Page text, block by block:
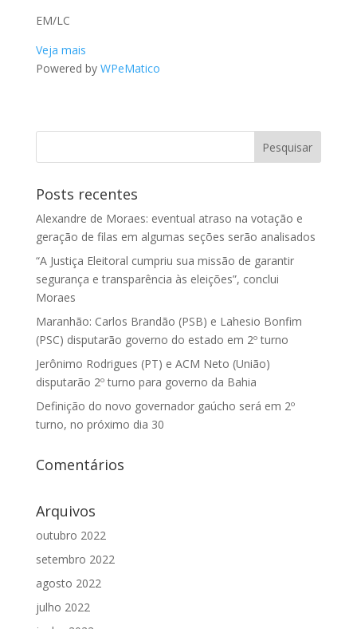
EM/LC
Veja mais
Powered by WPeMatico
Posts recentes
Alexandre de Moraes: eventual atraso na votação e
geração de filas em algumas seções serão analisados
“A Justiça Eleitoral cumpriu sua missão de garantir
segurança e transparência às eleições”, conclui
Moraes
Maranhão: Carlos Brandão (PSB) e Lahesio Bonfim
(PSC) disputarão governo do estado em 2º turno
Jerônimo Rodrigues (PT) e ACM Neto (União)
disputarão 2º turno para governo da Bahia
Definição do novo governador gaúcho será em 2º
turno, no próximo dia 30
Comentários
Arquivos
outubro 2022
setembro 2022
agosto 2022
julho 2022